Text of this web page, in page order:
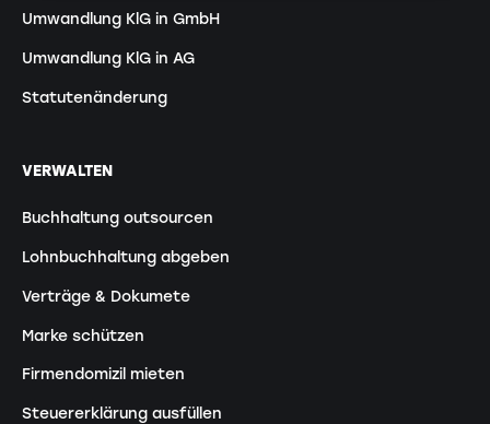
Umwandlung KlG in GmbH
Umwandlung KlG in AG
Statutenänderung
VERWALTEN
Buchhaltung outsourcen
Lohnbuchhaltung abgeben
Verträge & Dokumete
Marke schützen
Firmendomizil mieten
Steuererklärung ausfüllen